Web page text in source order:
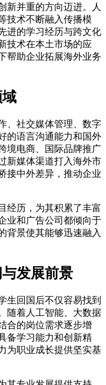
新并重的方向迈进。人
技术不断融入传播模
进的学习经历与跨文化
技术在本土市场的应
帮助企业拓展海外业务
、社交媒体管理、数字
的语言沟通能力和国外
境电商、国际品牌推广
新媒体渠道打入海外市
接中外差异，推动企业
经历，为其积累了丰富
业和广告公司都倾向于
背景使其能够迅速融入
发展前景
生回国后不仅容易找到
随着人工智能、大数据
合的岗位需求逐步增
备学习能力和创新精
为职业成长提供坚实基